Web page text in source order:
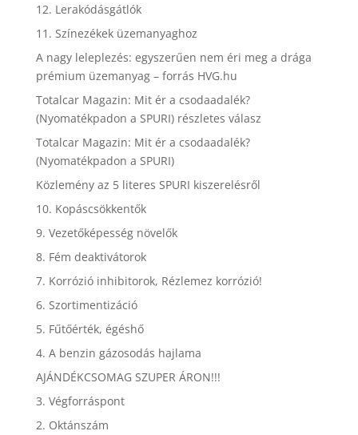
12. Lerakódásgátlók
11. Színezékek üzemanyaghoz
A nagy leleplezés: egyszerűen nem éri meg a drága
prémium üzemanyag – forrás HVG.hu
Totalcar Magazin: Mit ér a csodaadalék?
(Nyomatékpadon a SPURI) részletes válasz
Totalcar Magazin: Mit ér a csodaadalék?
(Nyomatékpadon a SPURI)
Közlemény az 5 literes SPURI kiszerelésről
10. Kopáscsökkentők
9. Vezetőképesség növelők
8. Fém deaktivátorok
7. Korrózió inhibitorok, Rézlemez korrózió!
6. Szortimentizáció
5. Fűtőérték, égéshő
4. A benzin gázosodás hajlama
AJÁNDÉKCSOMAG SZUPER ÁRON!!!
3. Végforráspont
2. Oktánszám